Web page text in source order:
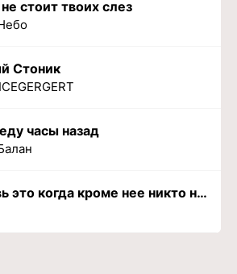
стоит твоих слез
Стоник
часы назад
Любовь это когда кроме нее никто не нужен